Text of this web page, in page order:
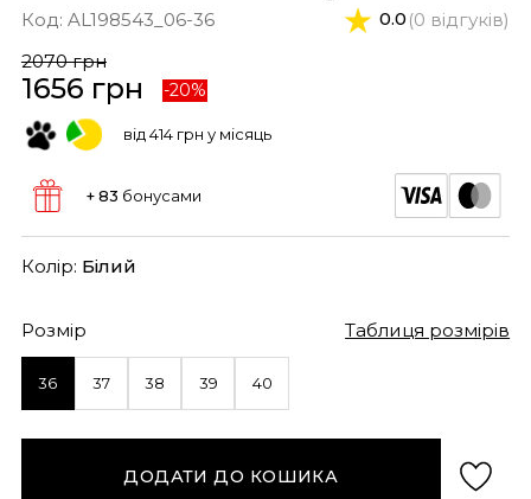
Код: AL198543_06-36 0.0 (0 відгуків)
2070 грн
1656 грн -20%
від 414 грн у місяць
+ 83 бонусами
Колір: Білий
Розмір Таблиця розмірів
36 37 38 39 40
ДОДАТИ ДО КОШИКА